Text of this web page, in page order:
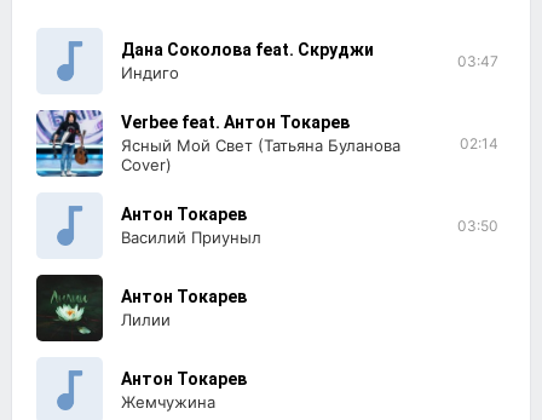
Дана Соколова feat. Скруджи
Индиго
03:47
Verbee feat. Антон Токарев
Ясный Мой Свет (Татьяна Буланова
Cover)
02:14
Антон Токарев
Василий Приуныл
03:50
Антон Токарев
Лилии
Антон Токарев
Жемчужина